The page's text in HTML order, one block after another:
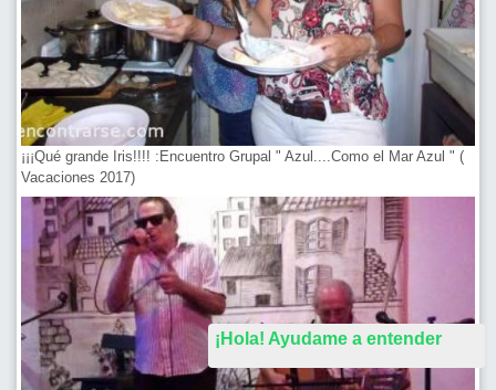
¡Hola! Ayudame a entender
¡¡¡Qué grande Iris!!!! :Encuentro Grupal " Azul....Como el Mar Azul " (
Vacaciones 2017)